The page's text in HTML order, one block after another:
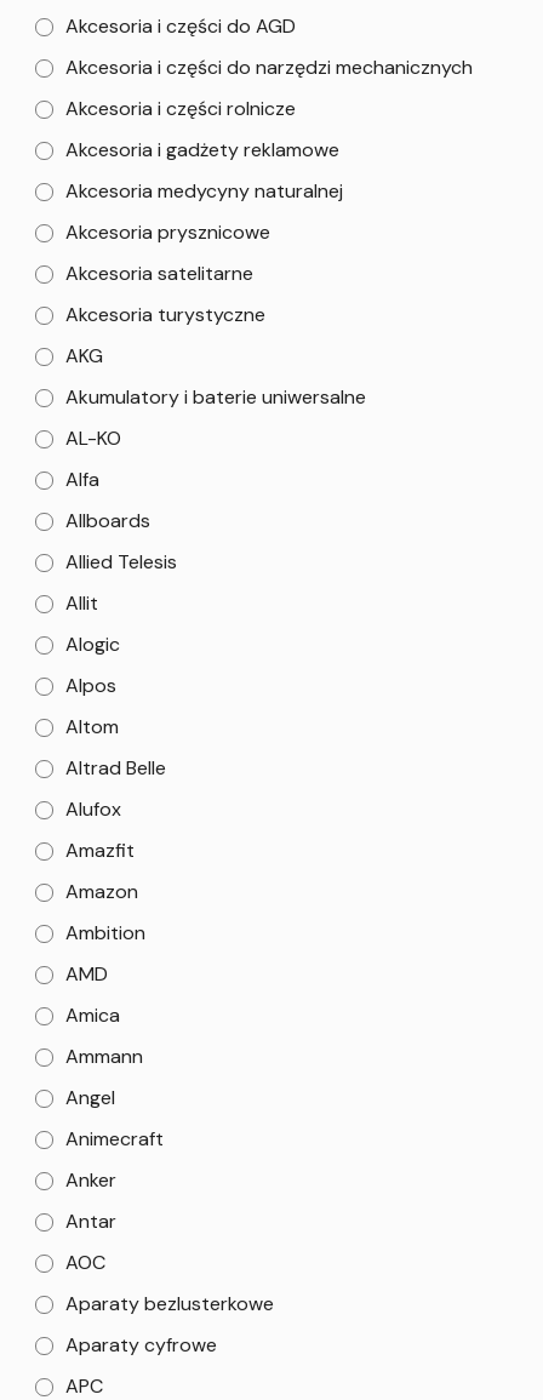
Akcesoria i części do AGD
Akcesoria i części do narzędzi mechanicznych
Akcesoria i części rolnicze
Akcesoria i gadżety reklamowe
Akcesoria medycyny naturalnej
Akcesoria prysznicowe
Akcesoria satelitarne
Akcesoria turystyczne
AKG
Akumulatory i baterie uniwersalne
AL-KO
Alfa
Allboards
Allied Telesis
Allit
Alogic
Alpos
Altom
Altrad Belle
Alufox
Amazfit
Amazon
Ambition
AMD
Amica
Ammann
Angel
Animecraft
Anker
Antar
AOC
Aparaty bezlusterkowe
Aparaty cyfrowe
APC